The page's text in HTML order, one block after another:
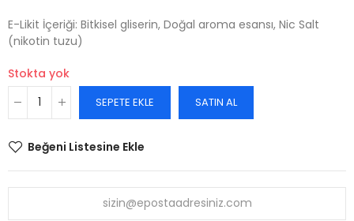
E-Likit İçeriği: Bitkisel gliserin, Doğal aroma esansı, Nic Salt
(nikotin tuzu)
Stokta yok
SEPETE EKLE SATIN AL
Beğeni Listesine Ekle